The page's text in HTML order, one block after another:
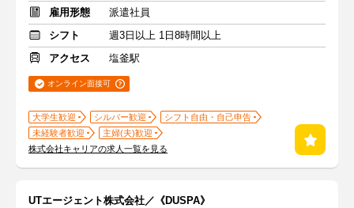
雇用形態
派遣社員
シフト
週3日以上 1日8時間以上
アクセス
塩釜駅
オンライン面接可
大学生歓迎 シルバー歓迎
シフト自由・自己申告
未経験者歓迎
主婦(夫)歓迎
株式会社キャリアの求人一覧を見る
UTエージェント株式会社／《DUSPA》